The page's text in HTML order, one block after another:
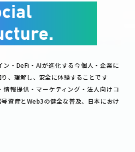
ン・DeFi・AIが進化する今個人・企業に
、理解し、安全に体験することです
報提供・マーケティング・法人向けコ
号資産とWeb3の健全な普及、日本におけ